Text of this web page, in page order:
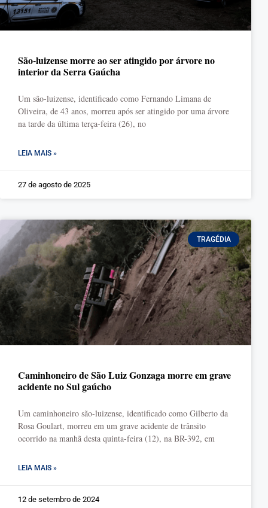
São-luizense morre ao ser atingido por árvore no
interior da Serra Gaúcha
Um são-luizense, identificado como Fernando Limana de
Oliveira, de 43 anos, morreu após ser atingido por uma árvore
na tarde da última terça-feira (26), no
LEIA MAIS »
27 de agosto de 2025
TRAGÉDIA
Caminhoneiro de São Luiz Gonzaga morre em grave
acidente no Sul gaúcho
Um caminhoneiro são-luizense, identificado como Gilberto da
Rosa Goulart, morreu em um grave acidente de trânsito
ocorrido na manhã desta quinta-feira (12), na BR-392, em
LEIA MAIS »
12 de setembro de 2024